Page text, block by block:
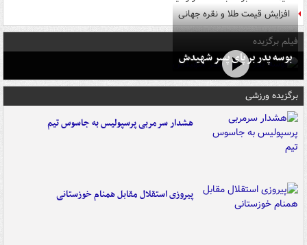
افزایش قیمت طلا و نقره جهانی
فیلم برگزیده
بوسه‌ پدر بر پای پسر شهیدش
برگزیده ورزشی
هشدار سرمربی پرسپولیس به جاسوس تیم
پیروزی استقلال مقابل همنام خوزستانی